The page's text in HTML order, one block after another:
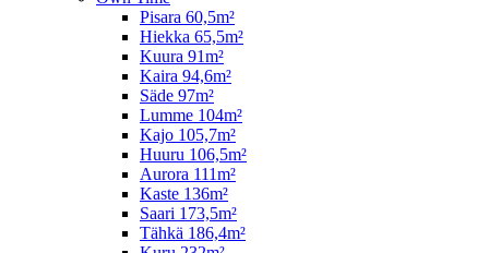
Pisara 60,5m²
Hiekka 65,5m²
Kuura 91m²
Kaira 94,6m²
Säde 97m²
Lumme 104m²
Kajo 105,7m²
Huuru 106,5m²
Aurora 111m²
Kaste 136m²
Saari 173,5m²
Tähkä 186,4m²